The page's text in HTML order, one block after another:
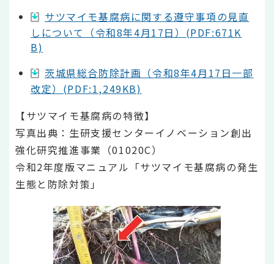
サツマイモ基腐病に関する遵守事項の見直
しについて（令和8年4月17日）(PDF:671K
B)
茨城県総合防除計画（令和8年4月17日一部
改定）(PDF:1,249KB)
【サツマイモ基腐病の特徴】
写真出典：生研支援センターイノベーション創出
強化研究推進事業（01020C）
令和2年度版マニュアル「サツマイモ基腐病の発生
生態と防除対策」